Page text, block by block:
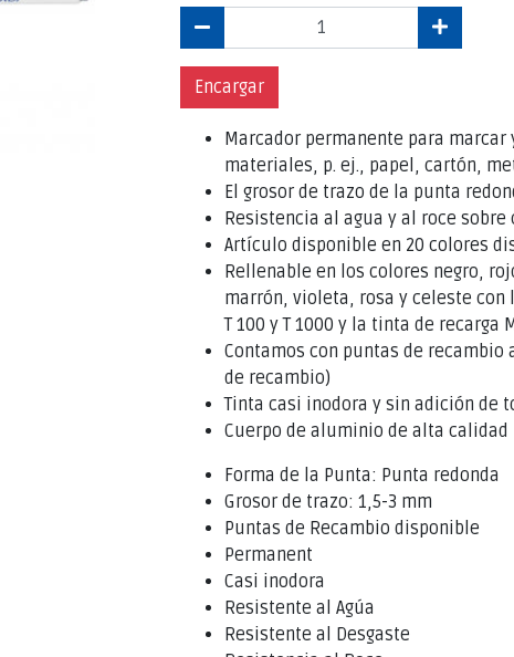
Encargar
Marcador permanente para
materiales, p. ej., papel, cartón,
El grosor de trazo de la punta
Resistencia al agua y al roce
Artículo disponible en 20 colores
Rellenable en los colores negro,
marrón, violeta, rosa y celeste con
T 100 y T 1000 y la tinta de recarga
Contamos con puntas de recambio
de recambio)
Tinta casi inodora y sin adición de
Cuerpo de aluminio de alta calidad
Forma de la Punta: Punta redonda
Grosor de trazo: 1,5-3 mm
Puntas de Recambio disponible
Permanent
Casi inodora
Resistente al Agúa
Resistente al Desgaste